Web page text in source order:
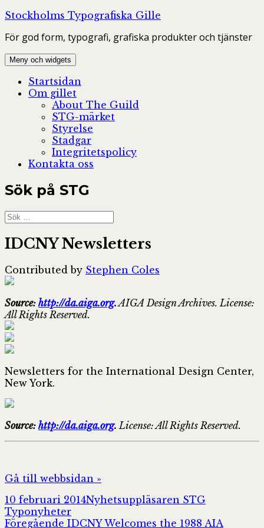
Hoppa
innehåll
Stockholms Typografiska Gille
För god form, typografi, grafiska produkter och tjänster
Meny och widgets
Startsidan
Om gillet
About The Guild
STG-märket
Styrelse
Stadgar
Integritetspolicy
Kontakta oss
Sök på STG
Sök
efter:
IDCNY Newsletters
Contributed by Stephen Coles
Source: http://da.aiga.org.AIGA Design Archives. License:
All Rights Reserved.
Newsletters for the International Design Center,
New York.
Source: http://da.aiga.org. License: All Rights Reserved.
Gå till webbsidan »
Postat
10 februari 2014Författare
Nyhetsuppläsaren STGKategorier
Typonyheter
Föregående Föregående
IDCNY Welcomes the 1988 AIA